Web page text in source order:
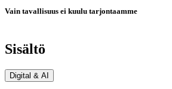
Vain tavallisuus ei kuulu tarjontaamme
Sisältö
Digital & AI